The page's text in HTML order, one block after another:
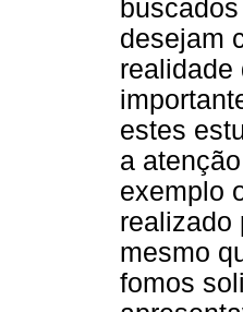
desejam
realidade
estes
a
exemplo
realizado
mesmo
fomos